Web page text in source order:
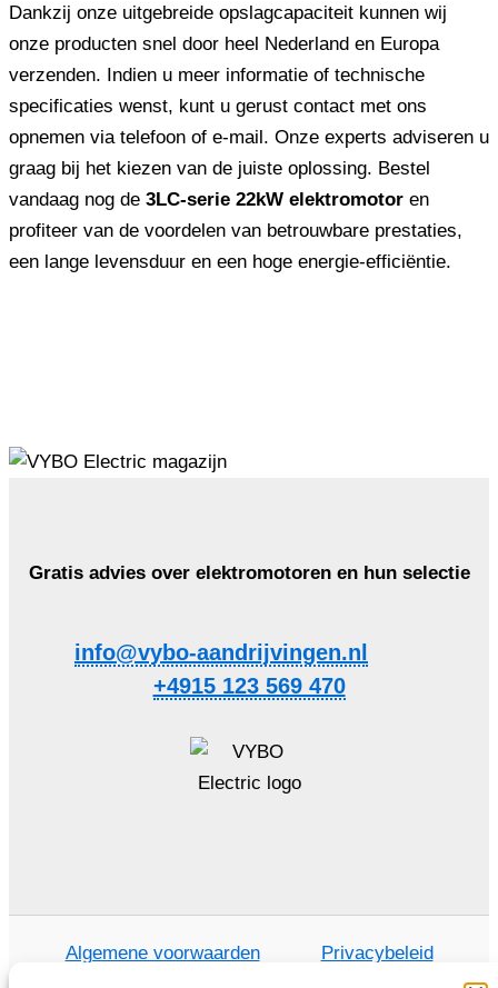
Dankzij onze uitgebreide opslagcapaciteit kunnen wij
onze producten snel door heel Nederland en Europa
verzenden. Indien u meer informatie of technische
specificaties wenst, kunt u gerust contact met ons
opnemen via telefoon of e-mail. Onze experts adviseren u
graag bij het kiezen van de juiste oplossing. Bestel
vandaag nog de 3LC-serie 22kW elektromotor en
profiteer van de voordelen van betrouwbare prestaties,
een lange levensduur en een hoge energie-efficiëntie.
Gratis advies over elektromotoren en hun selectie
info@vybo-aandrijvingen.nl
+4915 123 569 470
Algemene voorwaarden Privacybeleid